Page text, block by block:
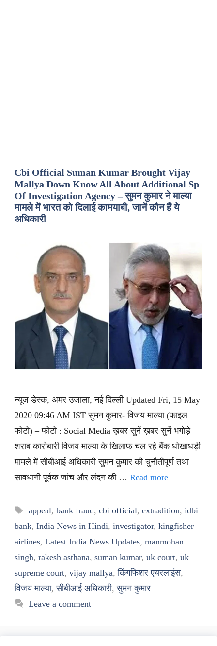
Cbi Official Suman Kumar Brought Vijay
Mallya Down Know All About Additional Sp
Of Investigation Agency – सुमन कुमार ने माल्या
मामले में भारत को दिलाई कामयाबी, जानें कौन हैं ये
अधिकारी
न्यूज डेस्क, अमर उजाला, नई दिल्ली Updated Fri, 15 May
2020 09:46 AM IST सुमन कुमार- विजय माल्या (फाइल
फोटो) – फोटो : Social Media ख़बर सुनें ख़बर सुनें भगोड़े
शराब कारोबारी विजय माल्या के खिलाफ चल रहे बैंक धोखाधड़ी
मामले में सीबीआई अधिकारी सुमन कुमार की चुनौतीपूर्ण तथा
सावधानी पूर्वक जांच और लंदन की … Read more
Tags
appeal, bank fraud, cbi official, extradition, idbi
bank, India News in Hindi, investigator, kingfisher
airlines, Latest India News Updates, manmohan
singh, rakesh asthana, suman kumar, uk court, uk
supreme court, vijay mallya,किंगफिशर एयरलाइंस,
विजय माल्या,सीबीआई अधिकारी,सुमन कुमार
Leave a comment